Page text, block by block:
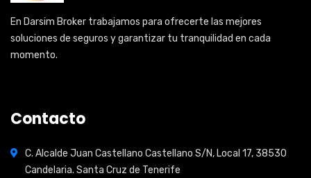
En Darsim Broker trabajamos para ofrecerte las mejores
soluciones de seguros y garantizar tu tranquilidad en cada
momento.
Contacto
C. Alcalde Juan Castellano Castellano S/N, Local 17, 38530
Candelaria. Santa Cruz de Tenerife